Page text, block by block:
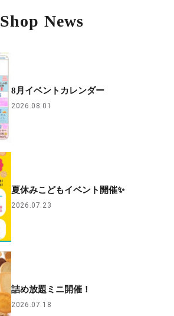
Shop News
8月イベントカレンダー
2026.08.01
夏休みこどもイベント開催✨
2026.07.23
詰め放題ミニ開催！
2026.07.18